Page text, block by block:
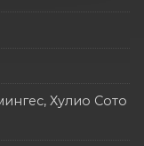
Хулио Сото